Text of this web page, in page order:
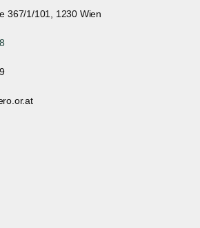
367/1/101, 1230 Wien